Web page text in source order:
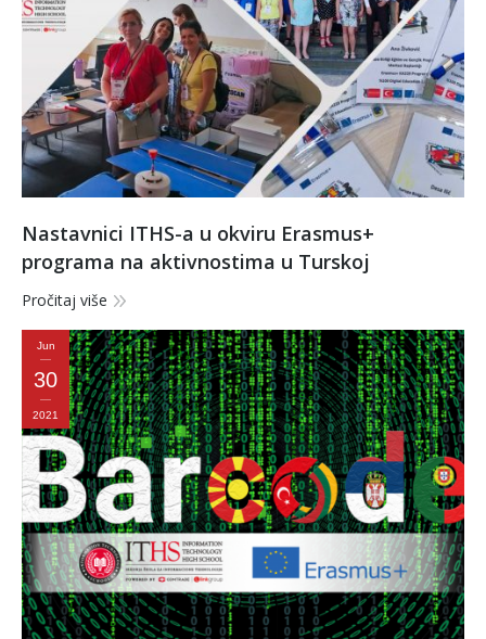
Nastavnici ITHS-a u okviru Erasmus+
programa na aktivnostima u Turskoj
Pročitaj više
Jun
30
2021